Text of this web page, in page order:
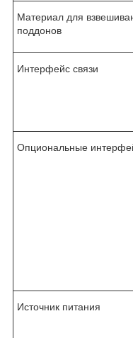
Материал для
поддонов
Интерфейс связи
Опциональные
Источник питания